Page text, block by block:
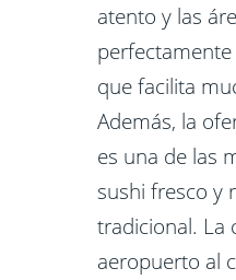
atento y las
que facilita
Además, la
es una de las
sushi fresco y
tradicional. La
aeropuerto al